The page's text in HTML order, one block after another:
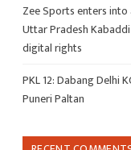
Zee Sports enters
Uttar Pradesh
digital rights
PKL 12: Dabang Delhi
Puneri Paltan